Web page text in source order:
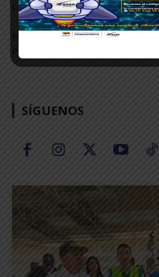
CHACÓN.
FOTOS: PRENSA DEL
PARA EL TRANSPORTE
SÍGUENOS